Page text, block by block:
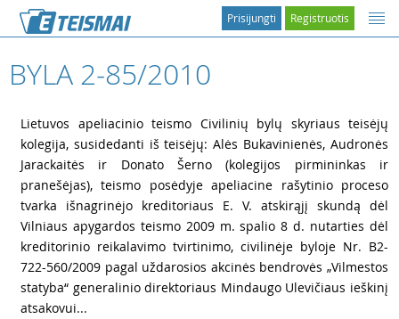
Registruotis
Prisijungti
BYLA 2-85/2010
Lietuvos apeliacinio teismo Civilinių bylų skyriaus teisėjų
kolegija, susidedanti iš teisėjų: Alės Bukavinienės, Audronės
Jarackaitės ir Donato Šerno (kolegijos pirmininkas ir
pranešėjas), teismo posėdyje apeliacine rašytinio proceso
tvarka išnagrinėjo kreditoriaus E. V. atskirąjį skundą dėl
Vilniaus apygardos teismo 2009 m. spalio 8 d. nutarties dėl
kreditorinio reikalavimo tvirtinimo, civilinėje byloje Nr. B2-
722-560/2009 pagal uždarosios akcinės bendrovės „Vilmestos
statyba“ generalinio direktoriaus Mindaugo Ulevičiaus ieškinį
atsakovui...